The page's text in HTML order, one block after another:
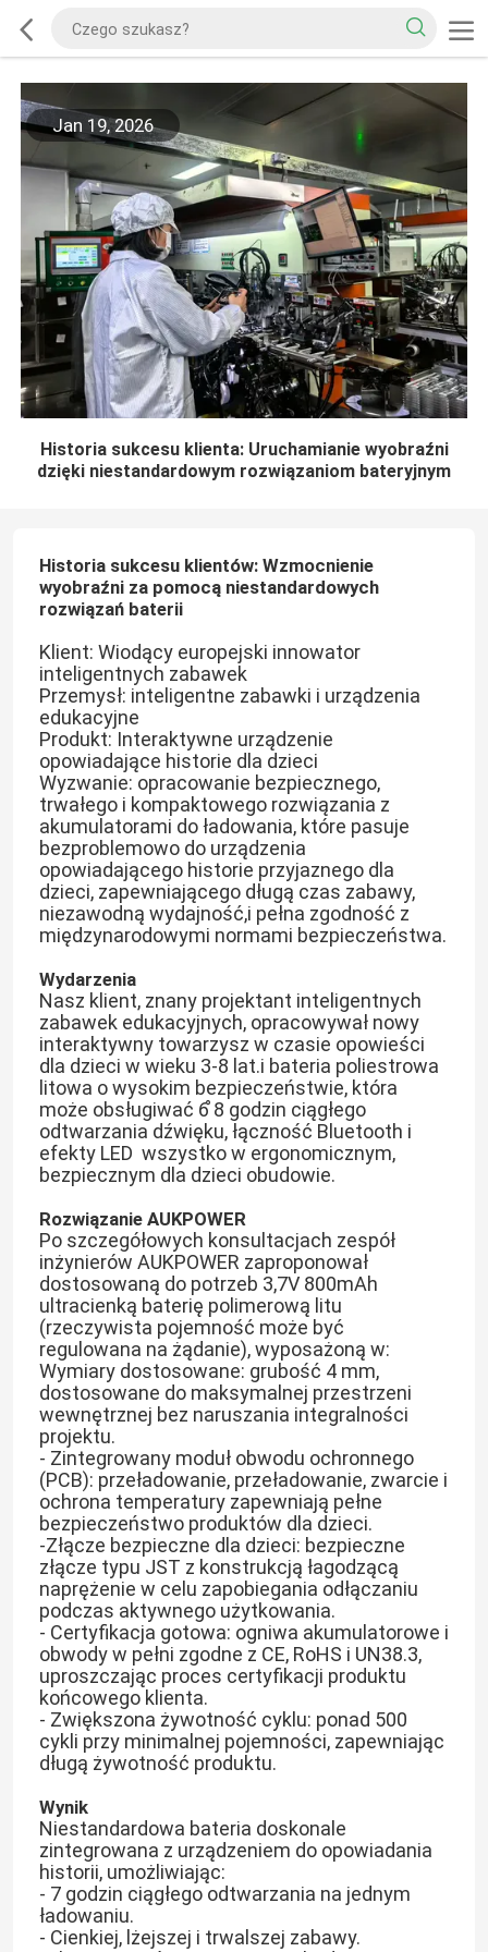
Jan 19, 2026
Historia sukcesu klienta: Uruchamianie wyobraźni
dzięki niestandardowym rozwiązaniom bateryjnym
Historia sukcesu klientów: Wzmocnienie
wyobraźni za pomocą niestandardowych
rozwiązań baterii
Klient: Wiodący europejski innowator
inteligentnych zabawek
Przemysł: inteligentne zabawki i urządzenia
edukacyjne
Produkt: Interaktywne urządzenie
opowiadające historie dla dzieci
Wyzwanie: opracowanie bezpiecznego,
trwałego i kompaktowego rozwiązania z
akumulatorami do ładowania, które pasuje
bezproblemowo do urządzenia
opowiadającego historie przyjaznego dla
dzieci, zapewniającego długą czas zabawy,
niezawodną wydajność,i pełna zgodność z
międzynarodowymi normami bezpieczeństwa.
Wydarzenia
Nasz klient, znany projektant inteligentnych
zabawek edukacyjnych, opracowywał nowy
interaktywny towarzysz w czasie opowieści
dla dzieci w wieku 3-8 lat.i bateria poliestrowa
litowa o wysokim bezpieczeństwie, która
może obsługiwać 6 ̊8 godzin ciągłego
odtwarzania dźwięku, łączność Bluetooth i
efekty LED  wszystko w ergonomicznym,
bezpiecznym dla dzieci obudowie.
Rozwiązanie AUKPOWER
Po szczegółowych konsultacjach zespół
inżynierów AUKPOWER zaproponował
dostosowaną do potrzeb 3,7V 800mAh
ultracienką baterię polimerową litu
(rzeczywista pojemność może być
regulowana na żądanie), wyposażoną w:
Wymiary dostosowane: grubość 4 mm,
dostosowane do maksymalnej przestrzeni
wewnętrznej bez naruszania integralności
projektu.
- Zintegrowany moduł obwodu ochronnego
(PCB): przeładowanie, przeładowanie, zwarcie i
ochrona temperatury zapewniają pełne
bezpieczeństwo produktów dla dzieci.
-Złącze bezpieczne dla dzieci: bezpieczne
złącze typu JST z konstrukcją łagodzącą
naprężenie w celu zapobiegania odłączaniu
podczas aktywnego użytkowania.
- Certyfikacja gotowa: ogniwa akumulatorowe i
obwody w pełni zgodne z CE, RoHS i UN38.3,
uproszczając proces certyfikacji produktu
końcowego klienta.
- Zwiększona żywotność cyklu: ponad 500
cykli przy minimalnej pojemności, zapewniając
długą żywotność produktu.
Wynik
Niestandardowa bateria doskonale
zintegrowana z urządzeniem do opowiadania
historii, umożliwiając:
- 7 godzin ciągłego odtwarzania na jednym
ładowaniu.
- Cienkiej, lżejszej i trwalszej zabawy.